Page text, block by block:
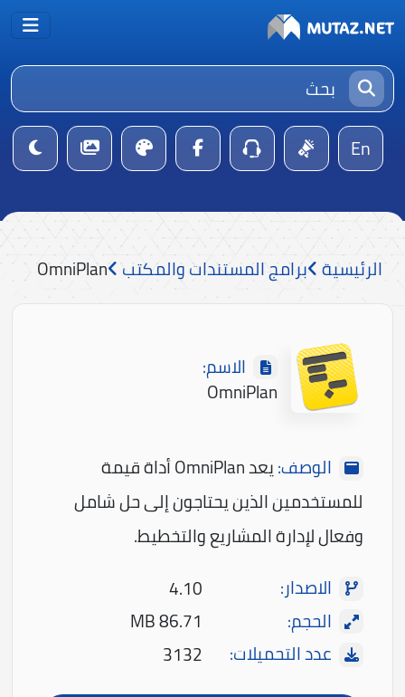
En
الرئيسية برامج المستندات والمكتب OmniPlan
الاسم:
OmniPlan
الوصف:
يعد OmniPlan أداة قيمة
للمستخدمين الذين يحتاجون إلى حل شامل
وفعال لإدارة المشاريع والتخطيط.
الاصدار:
4.10
الحجم:
86.71 MB
عدد التحميلات:
3132